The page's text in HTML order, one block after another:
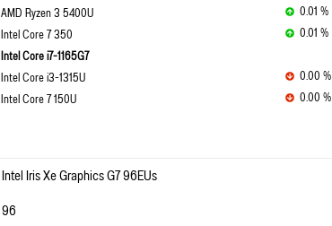
AMD Ryzen 3 5400U
0.01 %
Intel Core 7 350
0.01 %
Intel Core i7-1165G7
Intel Core i3-1315U
0.00 %
Intel Core 7 150U
0.00 %
Intel Iris Xe Graphics G7 96EUs
96